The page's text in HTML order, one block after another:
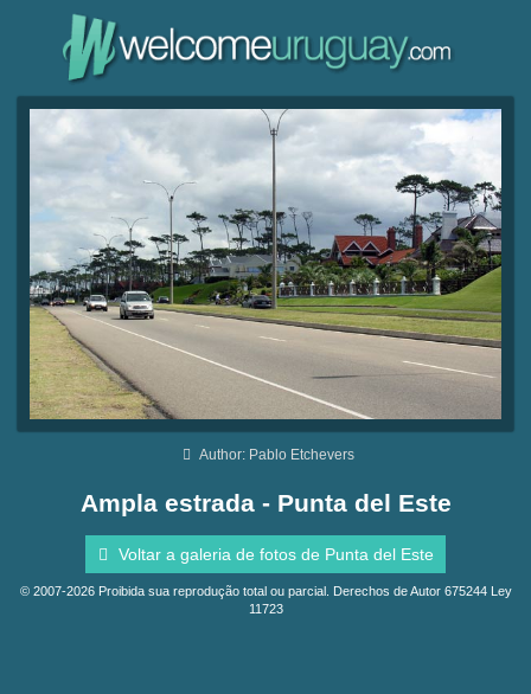
Author: Pablo Etchevers
Ampla estrada - Punta del Este
Voltar a galeria de fotos de Punta del Este
© 2007-2026 Proibida sua reprodução total ou parcial. Derechos de Autor 675244 Ley
11723